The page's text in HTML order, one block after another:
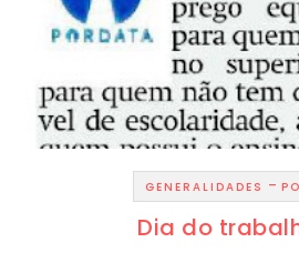
GENERALIDADES -
Dia do